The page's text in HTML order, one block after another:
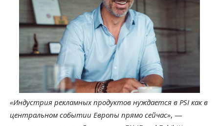
«Индустрия рекламных продуктов нуждается в PSI как в
центральном событии Европы прямо сейчас», —